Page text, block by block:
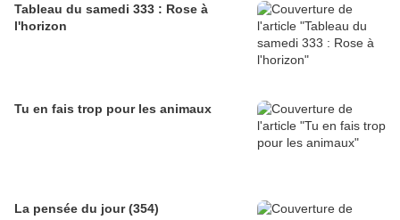
Tableau du samedi 333 : Rose à
l'horizon
Tu en fais trop pour les animaux
La pensée du jour (354)